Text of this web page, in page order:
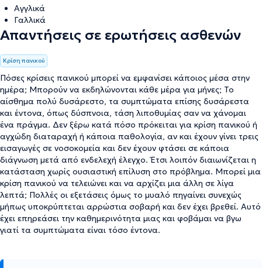
Αγγλικά
Γαλλικά
Απαντήσεις σε ερωτήσεις ασθενών
Κρίση πανικού
Πόσες κρίσεις πανικού μπορεί να εμφανίσει κάποιος μέσα στην
ημέρα; Μπορούν να εκδηλώνονται κάθε μέρα για μήνες; Το
αίσθημα πολύ δυσάρεστο, τα συμπτώματα επίσης δυσάρεστα
και έντονα, όπως δύσπνοια, τάση λιποθυμίας σαν να χάνομαι
ένα πράγμα. Δεν ξέρω κατά πόσο πρόκειται για κρίση πανικού ή
αγχώδη διαταραχή ή κάποια παθολογία, αν και έχουν γίνει τρεις
εισαγωγές σε νοσοκομεία και δεν έχουν φτάσει σε κάποια
διάγνωση μετά από ενδελεχή έλεγχο. Έτσι λοιπόν διαιωνίζεται η
κατάσταση χωρίς ουσιαστική επίλυση στο πρόβλημα. Μπορεί μια
κρίση πανικού να τελειώνει και να αρχίζει μια άλλη σε λίγα
λεπτά; Πολλές οι εξετάσεις όμως το μυαλό πηγαίνει συνεχώς
μήπως υποκρύπτεται αρρώστια σοβαρή και δεν έχει βρεθεί. Αυτό
έχει επηρεάσει την καθημερινότητα μιας και φοβάμαι να βγω
γιατί τα συμπτώματα είναι τόσο έντονα.